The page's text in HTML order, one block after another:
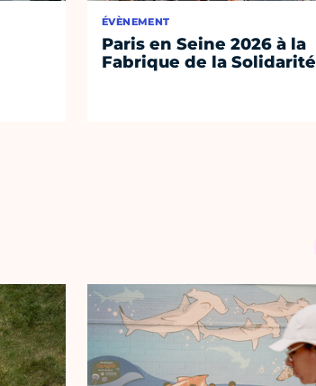
ÉVÈNEMENT
Paris en Seine 2026 à la
Fabrique de la Solidarité